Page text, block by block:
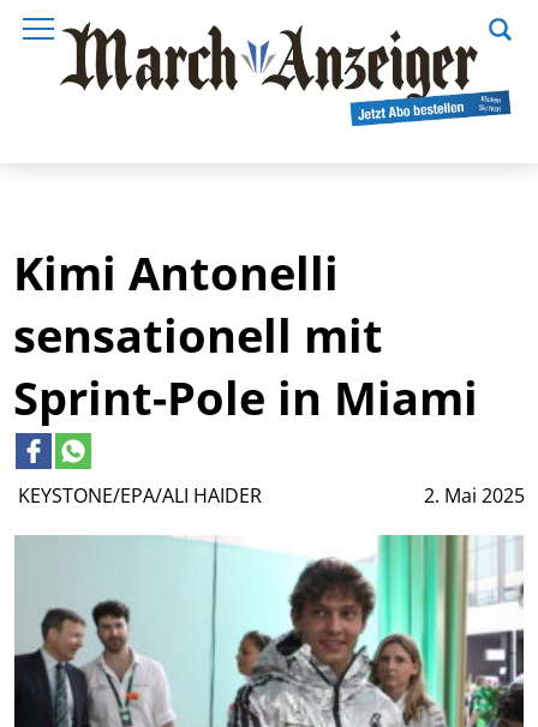
KEYSTONE/EPA/ALI HAIDER 2. Mai 2025
Kimi Antonelli
sensationell mit
Sprint-Pole in Miami